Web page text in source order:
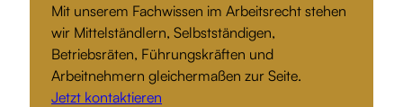
Mit unserem Fachwissen im Arbeitsrecht stehen
wir Mittelständlern, Selbstständigen,
Betriebsräten, Führungskräften und
Arbeitnehmern gleichermaßen zur Seite.
Jetzt kontaktieren